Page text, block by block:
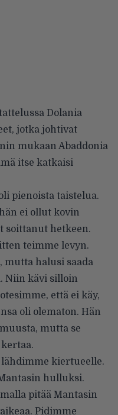
Dolania
jotka johtivat
mukaan Abaddonia
itse katkaisi
pienoista taistelua.
ei ollut kovin
soittanut hetkeen.
teimme levyn.
mutta halusi saada
Niin kävi silloin
että ei käy,
oli olematon. Hän
mutta se
kertaa.
kiertueelle.
hulluksi.
pitää Mantasin
Pidimme